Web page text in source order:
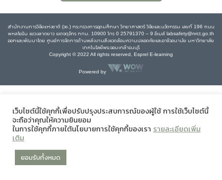
สำนักงานการวิจัยแห่งชาติ (วช.) กระทรวงการอุดมศึกษา วิทยาศาสตร์ วิจัยและนวัตกรรม เลขที่ 196 ถนน
พหลโยธิน แขวงลาดยาว เขตจตุจักร กทม. 10900 โทร 0 25791370 – 9 อีเมล์ labsafety@nrct.go.th
ออกและพัฒนาโดย ศูนย์การจัดการด้านพลังงานสิ่งแวดล้อมความปลอดภัยและอาชีวอนามัย มหาวิทยาลัย
เทคโนโลยีพระจอมเกล้าธนบุรี
Copyright © 2022 All rights reserved, Esprel E-learning
Powered by
เว็บไซต์นี้ใช้คุกกี้เพื่อปรับปรุงประสบการณ์ของผู้ใช้ การใช้เว็บไซต์นี้
จะถือว่าคุณให้ความยินยอม
ในการใช้คุกกี้ภายใต้นโยบายการใช้คุกกี้ของเรา รายละเอียดเพิ่ม
เติม
ยอมรับทั้งหมด